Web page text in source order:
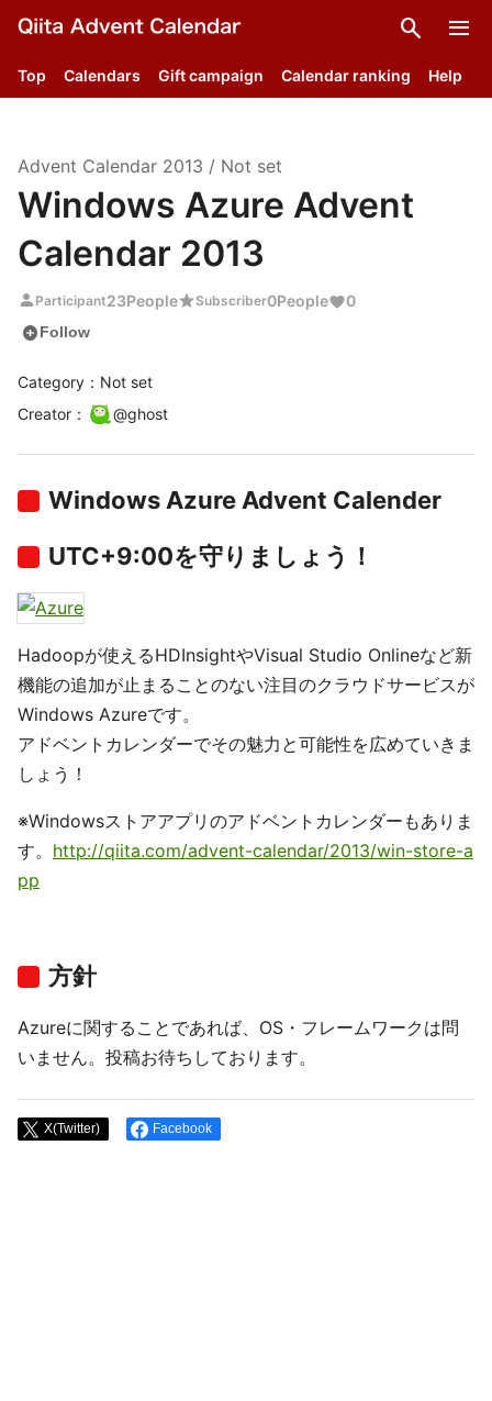
search menu
Top Calendars Gift campaign Calendar ranking Help
Advent Calendar 2013 / Not set
Windows Azure Advent
Calendar 2013
person Participant23PeoplestarSubscriber0People 0
add_circleFollow
Category：Not set
Creator ： @ghost
Windows Azure Advent Calender
UTC+9:00を守りましょう！
Hadoopが使えるHDInsightやVisual Studio Onlineなど新
機能の追加が止まることのない注目のクラウドサービスが
Windows Azureです。
アドベントカレンダーでその魅力と可能性を広めていきま
しょう！
※Windowsストアアプリのアドベントカレンダーもありま
す。 http://qiita.com/advent-calendar/2013/win-store-a
pp
方針
Azureに関することであれば、OS・フレームワークは問
いません。投稿お待ちしております。
X(Twitter) Facebook